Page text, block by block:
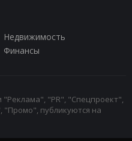
Недвижимость
Финансы
"PR", "Спецпроект",
"Промо", публикуются на